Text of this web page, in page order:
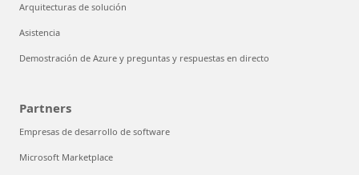
Arquitecturas de solución
Asistencia
Demostración de Azure y preguntas y respuestas en directo
Partners
Empresas de desarrollo de software
Microsoft Marketplace